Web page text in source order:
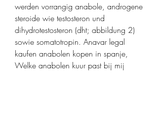
werden vorrangig anabole, androgene
steroide wie testosteron und
dihydrotestosteron (dht; abbildung 2)
sowie somatotropin. Anavar legal
kaufen anabolen kopen in spanje,
Welke anabolen kuur past bij mij